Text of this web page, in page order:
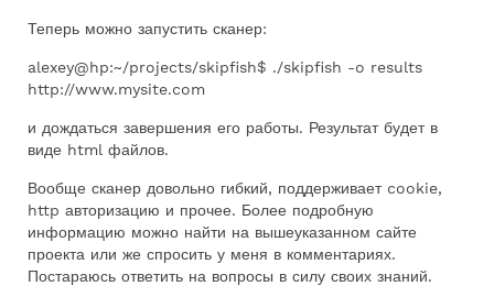
Теперь можно запустить сканер:
alexey@hp:~/projects/skipfish$ ./skipfish -o results
http://www.mysite.com
и дождаться завершения его работы. Результат будет в
виде html файлов.
Вообще сканер довольно гибкий, поддерживает cookie,
http авторизацию и прочее. Более подробную
информацию можно найти на вышеуказанном сайте
проекта или же спросить у меня в комментариях.
Постараюсь ответить на вопросы в силу своих знаний.